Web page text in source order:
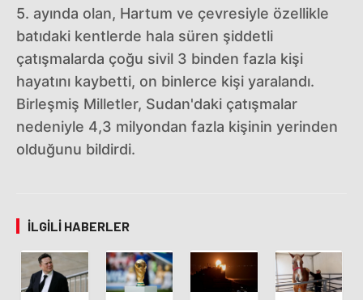
5. ayında olan, Hartum ve çevresiyle özellikle
batıdaki kentlerde hala süren şiddetli
çatışmalarda çoğu sivil 3 binden fazla kişi
hayatını kaybetti, on binlerce kişi yaralandı.
Birleşmiş Milletler, Sudan'daki çatışmalar
nedeniyle 4,3 milyondan fazla kişinin yerinden
olduğunu bildirdi.
İLGILI HABERLER